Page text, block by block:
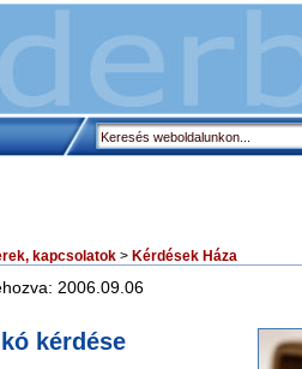
kapcsolatok > Kérdések Háza
2006.09.06
kérdése